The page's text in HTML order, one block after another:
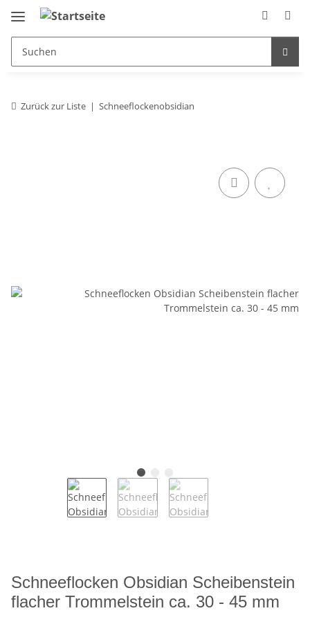
Zurück zur Liste Schneeflockenobsidian
Schneeflocken Obsidian Scheibenstein
flacher Trommelstein ca. 30 - 45 mm